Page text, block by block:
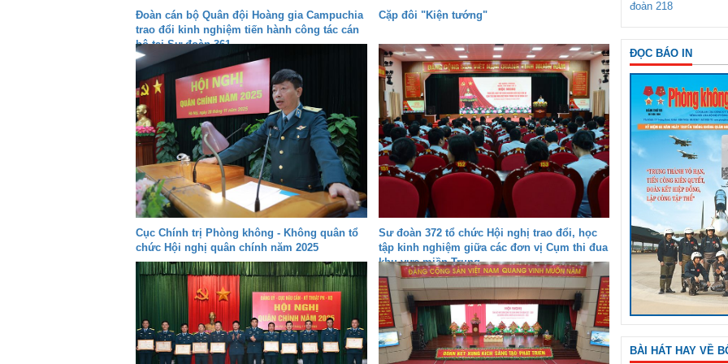
Đoàn cán bộ Quân đội Hoàng gia Campuchia
trao đổi kinh nghiệm tiến hành công tác cán
bộ tại Sư đoàn 361
Cặp đôi "Kiện tướng"
Cục Chính trị Phòng không - Không quân tổ
chức Hội nghị quân chính năm 2025
Sư đoàn 372 tổ chức Hội nghị trao đổi, học
tập kinh nghiệm giữa các đơn vị Cụm thi đua
khu vực miền Trung
đoàn 218
ĐỌC BÁO IN
BÀI HÁT HAY VỀ